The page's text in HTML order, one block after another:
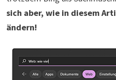
sich aber, wie in diesem
ändern!